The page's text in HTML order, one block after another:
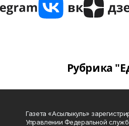
Рубрика
Газета «Асылыкуль»
Управлении Федеральной